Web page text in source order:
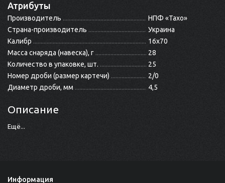
Атрибуты
Производитель
НПФ «Тахо»
Страна-производитель
Украина
Калибр
16x70
Масса снаряда (навеска), г
28
Количество в упаковке, шт.
25
Номер дроби (размер картечи)
2/0
Диаметр дроби, мм
4,5
Описание
Ещё...
Информация